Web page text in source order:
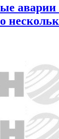
аварии